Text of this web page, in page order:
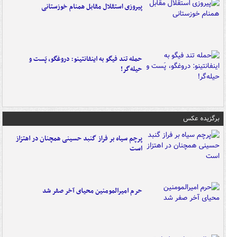
پیروزی استقلال مقابل همنام خوزستانی
حمله تند فیگو به اینفانتینو: دروغگو، پَست‌ و
حیله‌گر!
برگزیده عکس
پرچم سیاه بر فراز گنبد حسینی همچنان در اهتزاز
است
حرم امیرالمومنین محیای آخر صفر شد